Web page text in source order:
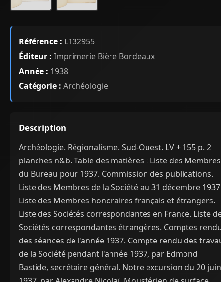
Référence : L132955
Éditeur : Imprimerie Bière Bordeaux
Année : 1938
Catégorie : Archéologie
Description
Archéologie. Régionalisme. Sud-Ouest. LV + 155 p. 2
planches n&b. Table des matières : Liste des Membres
du Bureau pour 1937. Commission des publications.
Liste des Membres de la Société au 31 décembre
Liste des Membres honoraires français et étrangers.
Liste des Sociétés correspondantes en France. Liste
Sociétés correspondantes étrangères. Comptes
des séances de l'année 1937. Compte rendu des
de la Société pendant l'année 1937, par Edmond
Bastide, secrétaire général. Notre excursion du 20 juin